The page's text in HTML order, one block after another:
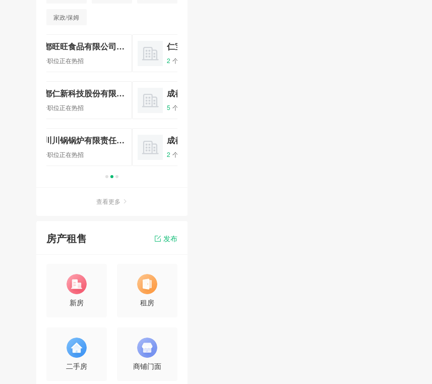
家政/保姆
仁宝电脑（成都）有限公司
2
成都彩虹电器（集团）股份有限公司
5
成都立而达科技有限公司
2
查看更多
房产租售 发布
新房 租房
二手房 商铺门面